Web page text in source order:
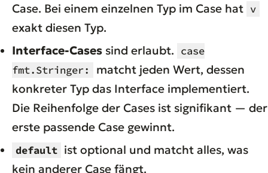
Case. Bei einem einzelnen Typ im Case hat v
exakt diesen Typ.
Interface-Cases sind erlaubt. case
fmt.Stringer:
matcht jeden Wert, dessen
konkreter Typ das Interface implementiert.
Die Reihenfolge der Cases ist signifikant — der
erste passende Case gewinnt.
default ist optional und matcht alles, was
kein anderer Case fängt.